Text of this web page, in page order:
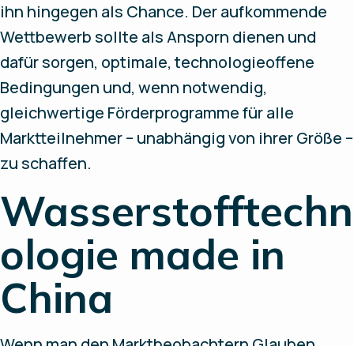
ihn hingegen als Chance. Der aufkommende
Wettbewerb sollte als Ansporn dienen und
dafür sorgen, optimale, technologieoffene
Bedingungen und, wenn notwendig,
gleichwertige Förderprogramme für alle
Marktteilnehmer – unabhängig von ihrer Größe –
zu schaffen.
Wasserstofftechn
ologie made in
China